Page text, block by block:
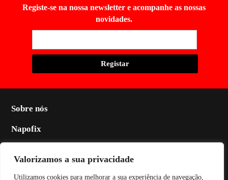
Valorizamos a sua privacidade
Utilizamos cookies para melhorar a sua experiência de navegação,
Registe-se na nossa newsletter e acompanhe as nossas
novidades.
Sobre nós
Napofix